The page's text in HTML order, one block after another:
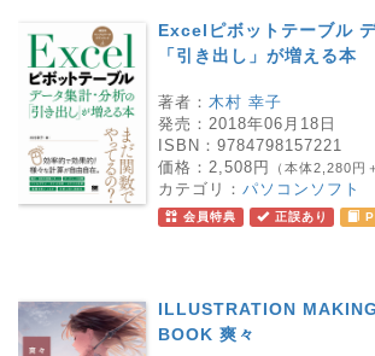
Excelピボットテーブル
「引き出し」が増える本
著者： 木村 幸子
発売： 2018年06月18日
ISBN： 9784798157221
価格： 2,508円 （本体2,280円
カテゴリ： パソコンソフト
会員特典 正誤あり
ILLUSTRATION
BOOK 爽々